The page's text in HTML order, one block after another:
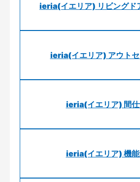
ieria(イエリア) リビングド
ieria(イエリア) アウト
ieria(イエリア) 間
ieria(イエリア) 機